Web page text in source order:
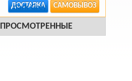
САМОВЫВОЗ
ДОСТАВКА
ПРОСМОТРЕННЫЕ